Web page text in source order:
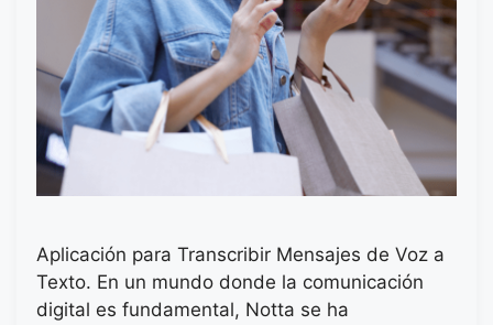
Aplicación para Transcribir Mensajes de Voz a
Texto. En un mundo donde la comunicación
digital es fundamental, Notta se ha